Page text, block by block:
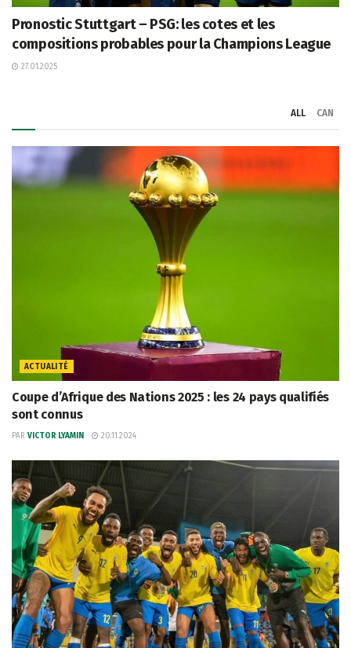
Pronostic Stuttgart – PSG: les cotes et les
compositions probables pour la Champions League
27.01.2025
ALL CAN
ACTUALITÉ
Coupe d’Afrique des Nations 2025 : les 24 pays qualifiés
sont connus
PAR VICTOR LYAMIN 20.11.2024